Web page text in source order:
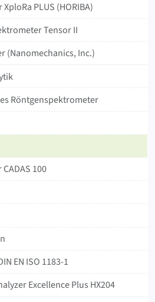
PLUS (HORIBA)
Tensor II
(Nanomechanics, Inc.)
Röntgenspektrometer
‍100
EN ISO 1183-1
Excellence Plus HX204